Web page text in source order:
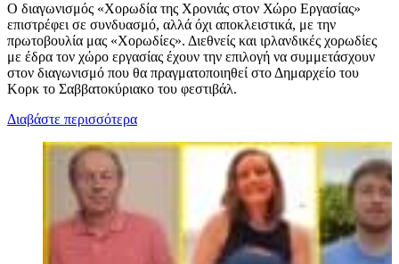
Ο διαγωνισμός «Χορωδία της Χρονιάς στον Χώρο Εργασίας»
επιστρέφει σε συνδυασμό, αλλά όχι αποκλειστικά, με την
πρωτοβουλία μας «Χορωδίες». Διεθνείς και ιρλανδικές χορωδίες
με έδρα τον χώρο εργασίας έχουν την επιλογή να συμμετάσχουν
στον διαγωνισμό που θα πραγματοποιηθεί στο Δημαρχείο του
Κορκ το Σαββατοκύριακο του φεστιβάλ.
Διαβάστε περισσότερα